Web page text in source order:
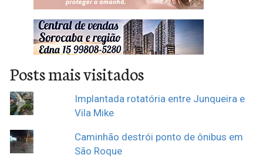
Posts mais visitados
Implantada rotatória entre Junqueira e
Vila Mike
Caminhão destrói ponto de ônibus em
São Roque